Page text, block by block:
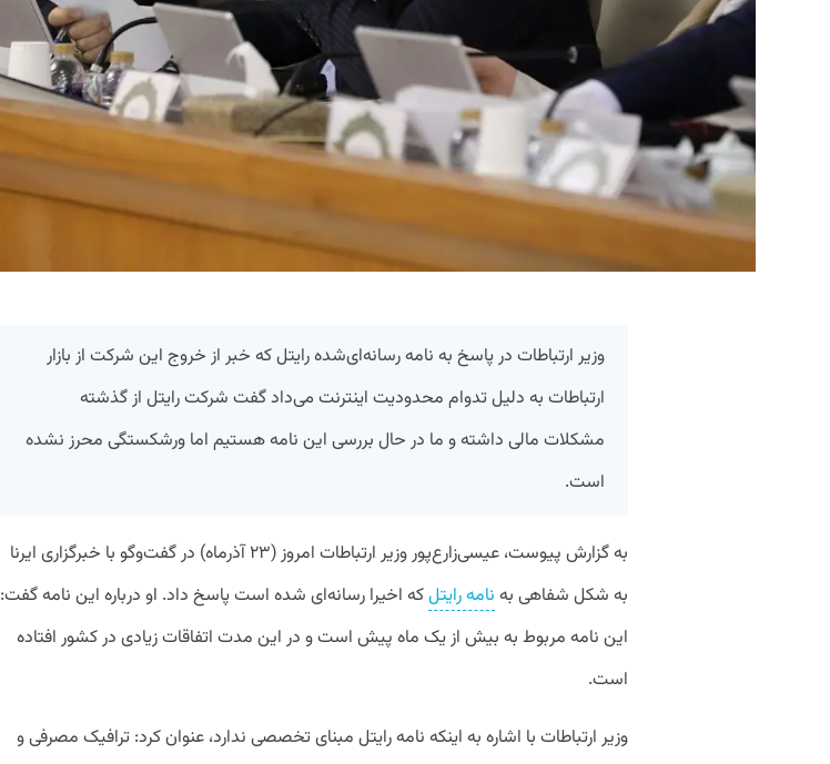
وزیر ارتباطات در پاسخ به نامه رسانه‌ای‌شده رایتل که خبر از خروج این شرکت از بازار
ارتباطات به دلیل تدوام محدودیت اینترنت می‌داد گفت شرکت رایتل از گذشته
مشکلات مالی داشته و ما در حال بررسی این نامه هستیم اما ورشکستگی محرز نشده
است.
به گزارش پیوست، عیسی‌زارع‌پور وزیر ارتباطات امروز (۲۳ آذرماه) در گفت‌وگو با خبرگزاری ایرنا
به شکل شفاهی به نامه رایتلکه اخیرا رسانه‌ای شده است پاسخ داد. او درباره این نامه گفت:
این نامه مربوط به بیش از یک ماه پیش است و در این مدت اتفاقات زیادی در کشور افتاده
است.
وزیر ارتباطات با اشاره به اینکه نامه رایتل مبنای تخصصی ندارد، عنوان کرد: ترافیک مصرفی و